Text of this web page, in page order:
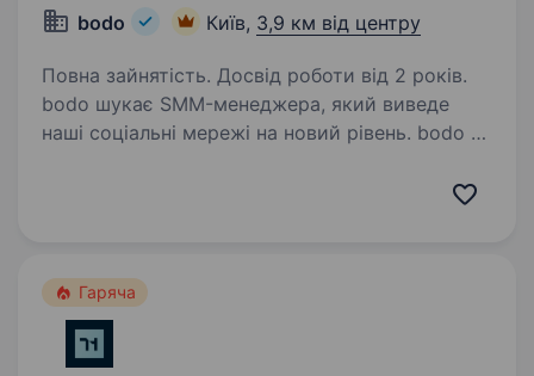
bodo Київ, 3,9 км від центру
Повна зайнятість. Досвід роботи від 2 років.
bodo шукає SMM-менеджера, який виведе
наші соціальні мережі на новий рівень. bodo —
Гаряча